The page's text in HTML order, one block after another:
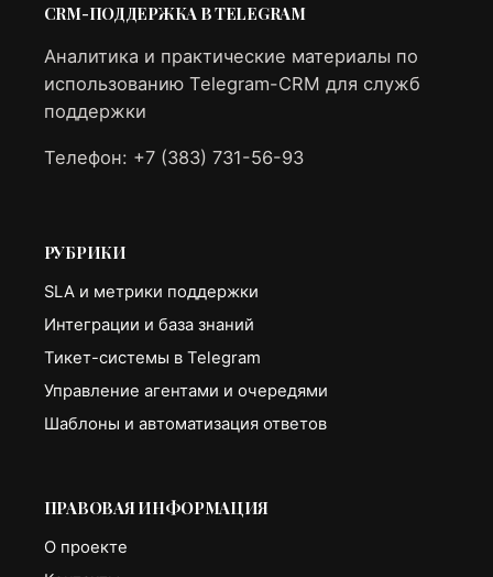
CRM-ПОДДЕРЖКА В TELEGRAM
Аналитика и практические материалы по
использованию Telegram-CRM для служб
поддержки
Телефон: +7 (383) 731-56-93
РУБРИКИ
SLA и метрики поддержки
Интеграции и база знаний
Тикет-системы в Telegram
Управление агентами и очередями
Шаблоны и автоматизация ответов
ПРАВОВАЯ ИНФОРМАЦИЯ
О проекте